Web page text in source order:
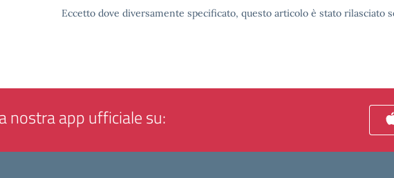
Eccetto dove diversamente specificato, questo articolo è stato rilasciato
nostra app ufficiale su: